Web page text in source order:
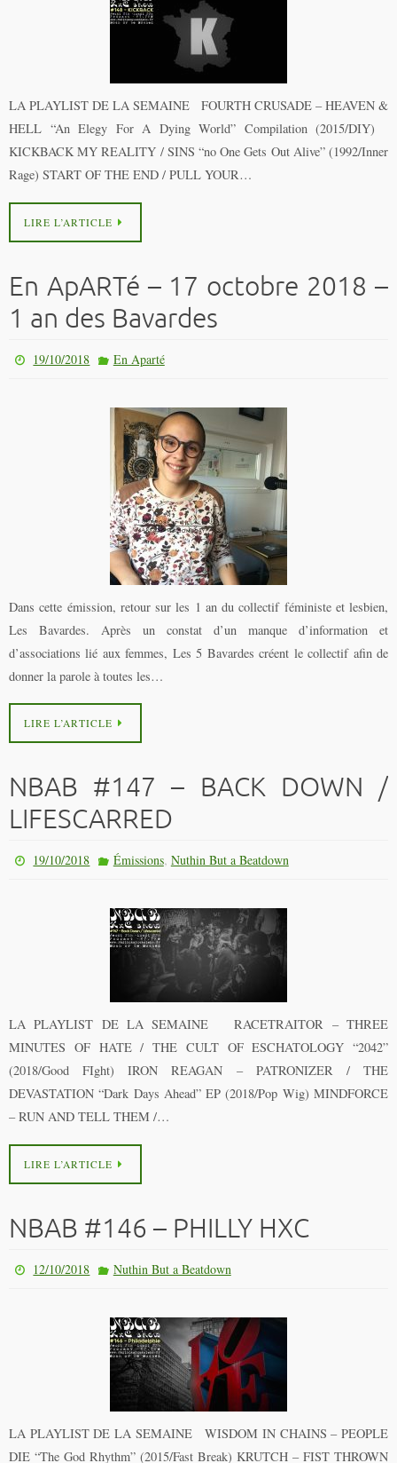
LA PLAYLIST DE LA SEMAINE FOURTH CRUSADE – HEAVEN &
HELL “An Elegy For A Dying World” Compilation (2015/DIY)
KICKBACK MY REALITY / SINS “no One Gets Out Alive” (1992/Inner
Rage) START OF THE END / PULL YOUR…
LIRE L’ARTICLE
En ApARTé – 17 octobre 2018 –
1 an des Bavardes
19/10/2018 En Aparté
Dans cette émission, retour sur les 1 an du collectif féministe et lesbien,
Les Bavardes. Après un constat d’un manque d’information et
d’associations lié aux femmes, Les 5 Bavardes créent le collectif afin de
donner la parole à toutes les…
LIRE L’ARTICLE
NBAB #147 – BACK DOWN /
LIFESCARRED
19/10/2018 Émissions, Nuthin But a Beatdown
LA PLAYLIST DE LA SEMAINE RACETRAITOR – THREE
MINUTES OF HATE / THE CULT OF ESCHATOLOGY “2042”
(2018/Good FIght) IRON REAGAN – PATRONIZER / THE
DEVASTATION “Dark Days Ahead” EP (2018/Pop Wig) MINDFORCE
– RUN AND TELL THEM /…
LIRE L’ARTICLE
NBAB #146 – PHILLY HXC
12/10/2018 Nuthin But a Beatdown
LA PLAYLIST DE LA SEMAINE WISDOM IN CHAINS – PEOPLE
DIE “The God Rhythm” (2015/Fast Break) KRUTCH – FIST THROWN